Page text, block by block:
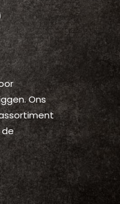
Ons
de